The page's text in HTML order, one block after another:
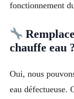
fonctionnement
chauffe eau
Oui, nous
eau défectueuse.